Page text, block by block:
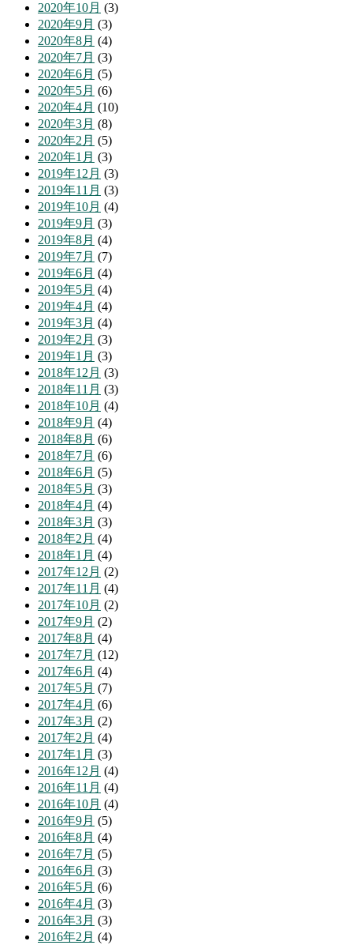
2020年10月 (3)
2020年9月 (3)
2020年8月 (4)
2020年7月 (3)
2020年6月 (5)
2020年5月 (6)
2020年4月 (10)
2020年3月 (8)
2020年2月 (5)
2020年1月 (3)
2019年12月 (3)
2019年11月 (3)
2019年10月 (4)
2019年9月 (3)
2019年8月 (4)
2019年7月 (7)
2019年6月 (4)
2019年5月 (4)
2019年4月 (4)
2019年3月 (4)
2019年2月 (3)
2019年1月 (3)
2018年12月 (3)
2018年11月 (3)
2018年10月 (4)
2018年9月 (4)
2018年8月 (6)
2018年7月 (6)
2018年6月 (5)
2018年5月 (3)
2018年4月 (4)
2018年3月 (3)
2018年2月 (4)
2018年1月 (4)
2017年12月 (2)
2017年11月 (4)
2017年10月 (2)
2017年9月 (2)
2017年8月 (4)
2017年7月 (12)
2017年6月 (4)
2017年5月 (7)
2017年4月 (6)
2017年3月 (2)
2017年2月 (4)
2017年1月 (3)
2016年12月 (4)
2016年11月 (4)
2016年10月 (4)
2016年9月 (5)
2016年8月 (4)
2016年7月 (5)
2016年6月 (3)
2016年5月 (6)
2016年4月 (3)
2016年3月 (3)
2016年2月 (4)